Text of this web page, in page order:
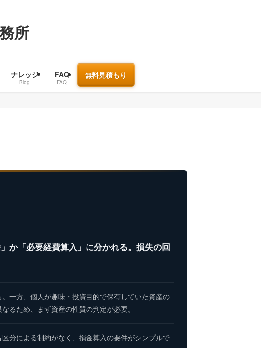
所
ナレッジ
Blog
FAQ
FAQ
無料見積もり
か「必要経費算入」に分かれる。損失の回
一方、個人が趣味・投資目的で保有していた資産の
るため、まず資産の性質の判定が必要。
分による制約がなく、損金算入の要件がシンプルで